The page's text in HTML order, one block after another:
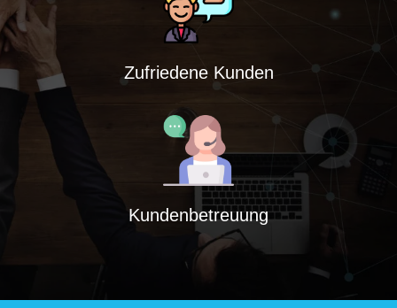
Zufriedene Kunden
Kundenbetreuung